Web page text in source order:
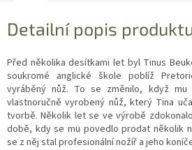
Detailní popis
Před několika desítkami let byl Tinus
soukromé anglické škole poblíž
vyráběný nůž. To se změnilo, když
vlastnoručně vyrobený nůž, který Tina
tvorbě. Několik let se ve výrobě
době, kdy se mu povedlo prodat několik
se z něj stal profesionální nožíř a jeho